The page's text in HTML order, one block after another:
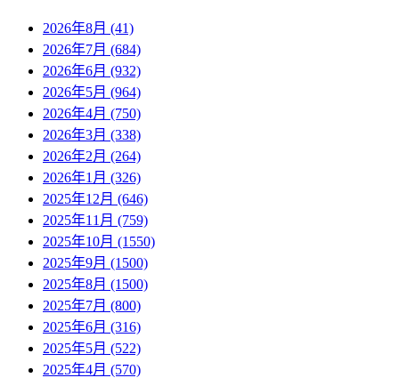
2026年8月 (41)
2026年7月 (684)
2026年6月 (932)
2026年5月 (964)
2026年4月 (750)
2026年3月 (338)
2026年2月 (264)
2026年1月 (326)
2025年12月 (646)
2025年11月 (759)
2025年10月 (1550)
2025年9月 (1500)
2025年8月 (1500)
2025年7月 (800)
2025年6月 (316)
2025年5月 (522)
2025年4月 (570)